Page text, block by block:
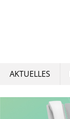
AKTUELLES